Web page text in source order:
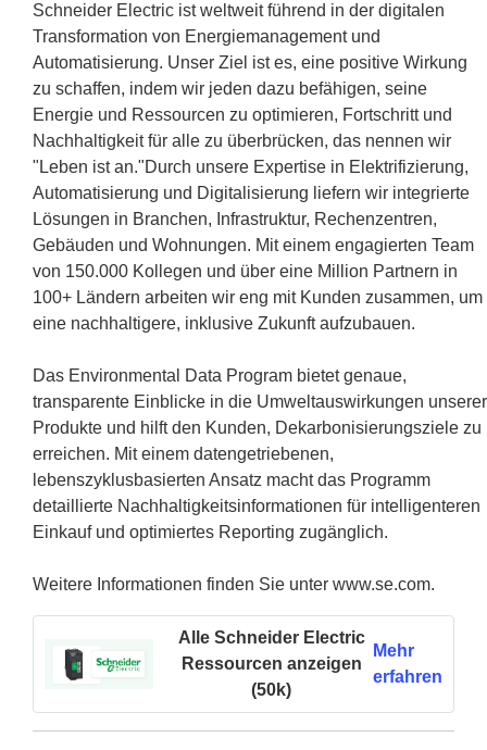
Schneider Electric ist weltweit führend in der digitalen
Transformation von Energiemanagement und
Automatisierung. Unser Ziel ist es, eine positive Wirkung
zu schaffen, indem wir jeden dazu befähigen, seine
Energie und Ressourcen zu optimieren, Fortschritt und
Nachhaltigkeit für alle zu überbrücken, das nennen wir
"Leben ist an."Durch unsere Expertise in Elektrifizierung,
Automatisierung und Digitalisierung liefern wir integrierte
Lösungen in Branchen, Infrastruktur, Rechenzentren,
Gebäuden und Wohnungen. Mit einem engagierten Team
von 150.000 Kollegen und über eine Million Partnern in
100+ Ländern arbeiten wir eng mit Kunden zusammen, um
eine nachhaltigere, inklusive Zukunft aufzubauen.
Das Environmental Data Program bietet genaue,
transparente Einblicke in die Umweltauswirkungen unserer
Produkte und hilft den Kunden, Dekarbonisierungsziele zu
erreichen. Mit einem datengetriebenen,
lebenszyklusbasierten Ansatz macht das Programm
detaillierte Nachhaltigkeitsinformationen für intelligenteren
Einkauf und optimiertes Reporting zugänglich.
Weitere Informationen finden Sie unter www.se.com.
Alle Schneider Electric
Ressourcen anzeigen
(50k)
Mehr
erfahren